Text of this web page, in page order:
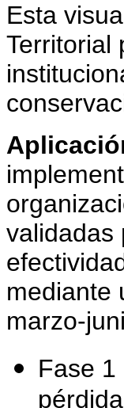
Esta
Territorial
validadas
mediante
marzo-
Fase